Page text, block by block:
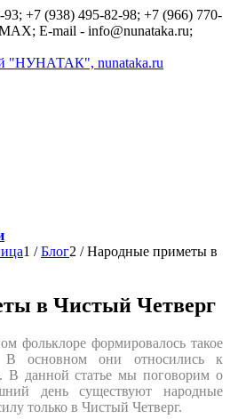
+7 (938) 495-82-98; +7 (966) 770-
E-mail - info@nunataka.ru;
1 / Блог2 / Народные приметы в
в Чистый Четверг
фольклоре формировалось такое
В основном они относились к
В данной статье мы поговорим о
день существуют народные
только в Чистый Четверг.